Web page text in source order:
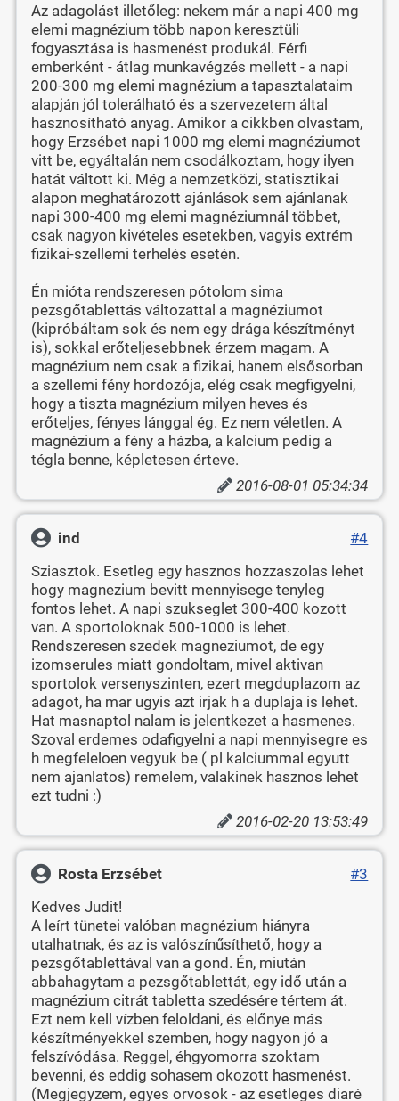
Az adagolást illetőleg: nekem már a napi 400 mg
elemi magnézium több napon keresztüli
fogyasztása is hasmenést produkál. Férfi
emberként - átlag munkavégzés mellett - a napi
200-300 mg elemi magnézium a tapasztalataim
alapján jól tolerálható és a szervezetem által
hasznosítható anyag. Amikor a cikkben olvastam,
hogy Erzsébet napi 1000 mg elemi magnéziumot
vitt be, egyáltalán nem csodálkoztam, hogy ilyen
hatát váltott ki. Még a nemzetközi, statisztikai
alapon meghatározott ajánlások sem ajánlanak
napi 300-400 mg elemi magnéziumnál többet,
csak nagyon kivételes esetekben, vagyis extrém
fizikai-szellemi terhelés esetén.
Én mióta rendszeresen pótolom sima
pezsgőtablettás változattal a magnéziumot
(kipróbáltam sok és nem egy drága készítményt
is), sokkal erőteljesebbnek érzem magam. A
magnézium nem csak a fizikai, hanem elsősorban
a szellemi fény hordozója, elég csak megfigyelni,
hogy a tiszta magnézium milyen heves és
erőteljes, fényes lánggal ég. Ez nem véletlen. A
magnézium a fény a házba, a kalcium pedig a
tégla benne, képletesen érteve.
2016-08-01 05:34:34
ind
#4
Sziasztok. Esetleg egy hasznos hozzaszolas lehet
hogy magnezium bevitt mennyisege tenyleg
fontos lehet. A napi szukseglet 300-400 kozott
van. A sportoloknak 500-1000 is lehet.
Rendszeresen szedek magneziumot, de egy
izomserules miatt gondoltam, mivel aktivan
sportolok versenyszinten, ezert megduplazom az
adagot, ha mar ugyis azt irjak h a duplaja is lehet.
Hat masnaptol nalam is jelentkezet a hasmenes.
Szoval erdemes odafigyelni a napi mennyisegre es
h megfeleloen vegyuk be ( pl kalciummal egyutt
nem ajanlatos) remelem, valakinek hasznos lehet
ezt tudni :)
2016-02-20 13:53:49
Rosta Erzsébet
#3
Kedves Judit!
A leírt tünetei valóban magnézium hiányra
utalhatnak, és az is valószínűsíthető, hogy a
pezsgőtablettával van a gond. Én, miután
abbahagytam a pezsgőtablettát, egy idő után a
magnézium citrát tabletta szedésére tértem át.
Ezt nem kell vízben feloldani, és előnye más
készítményekkel szemben, hogy nagyon jó a
felszívódása. Reggel, éhgyomorra szoktam
bevenni, és eddig sohasem okozott hasmenést.
(Megjegyzem, egyes orvosok - az esetleges diaré